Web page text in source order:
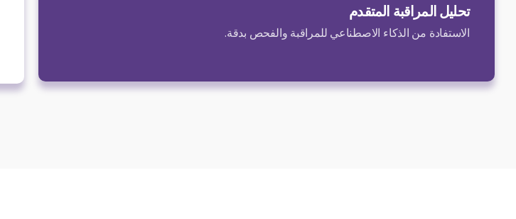
تحليل المراقبة المتقدم
الاستفادة من الذكاء الاصطناعي للمراقبة والفحص بدقة.